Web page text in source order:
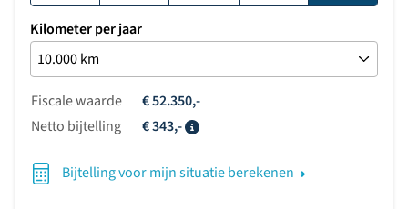
Kilometer per jaar
Fiscale waarde
€ 52.350,-
Netto bijtelling
€ 343,-
Bijtelling voor mijn situatie berekenen